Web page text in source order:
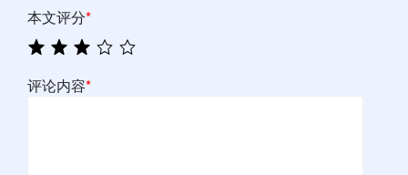
本文评分*
评论内容*